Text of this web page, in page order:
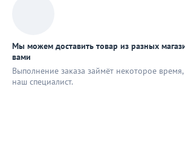
Мы можем доставить товар из разных
вами
Выполнение заказа займёт некоторое время,
наш специaлист.